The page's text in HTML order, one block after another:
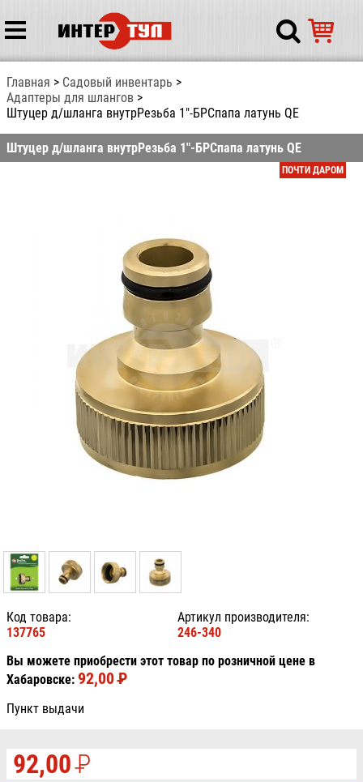
Главная
Садовый инвентарь
Адаптеры для шлангов
Штуцер д/шланга внутрРезьба 1"-БРСпапа латунь QE
Штуцер д/шланга внутрРезьба 1"-БРСпапа латунь QE
ПОЧТИ ДАРОМ
Код товара:
137765
Артикул производителя:
246-340
Вы можете приобрести этот товар по розничной цене в
Хабаровске: 92,00PУБ.
Пункт выдачи
92,00P